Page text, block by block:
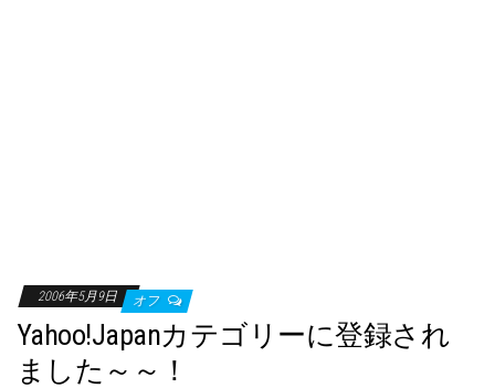
2006年5月9日 オフ
Yahoo!Japanカテゴリーに登録され
ました～～！